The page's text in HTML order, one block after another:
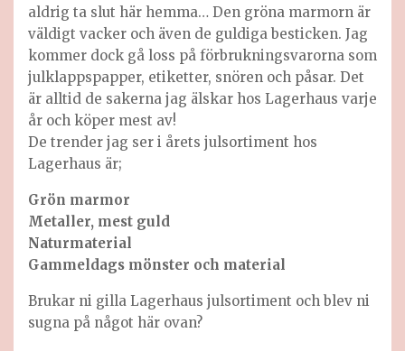
aldrig ta slut här hemma… Den gröna marmorn är
väldigt vacker och även de guldiga besticken. Jag
kommer dock gå loss på förbrukningsvarorna som
julklappspapper, etiketter, snören och påsar. Det
är alltid de sakerna jag älskar hos Lagerhaus varje
år och köper mest av!
De trender jag ser i årets julsortiment hos
Lagerhaus är;
Grön marmor
Metaller, mest guld
Naturmaterial
Gammeldags mönster och material
Brukar ni gilla Lagerhaus julsortiment och blev ni
sugna på något här ovan?